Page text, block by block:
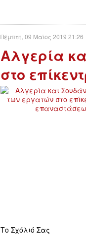
Πέμπτη, 09 Μαϊος 2019 21:26
Αλγερία
στο
Το Σχόλιό Σας